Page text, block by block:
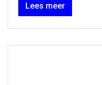
Lees meer